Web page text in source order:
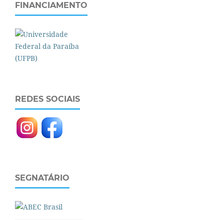
FINANCIAMENTO
REDES SOCIAIS
SEGNATÁRIO